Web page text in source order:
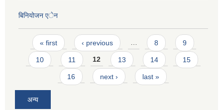
बिनियोजन एेन
Pages
« first ‹ previous … 8 9
10 11 12 13 14 15
16 next › last »
अन्य